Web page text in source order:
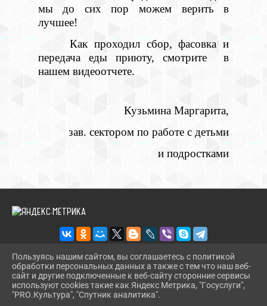
мы до сих пор можем верить в
лучшее!
Как проходил сбор, фасовка и
передача еды приюту, смотрите в
нашем видеоотчете.
Кузьмина Маргарита,
зав. сектором по работе с детьми
и подростками
2026 Г. RDKDRUJBA.RU
ВХОД
КАРТА САЙТА
Пользуясь нашим сайтом, вы соглашаетесь с политикой
обработки персональных данных а также с тем что наш веб-
сайт и другие подключенные к веб-сайту сторонние сервисы
используют cookies такие как Яндекс Метрика, "Госуслуги",
"PRO.Культура", "Спутник аналитика".